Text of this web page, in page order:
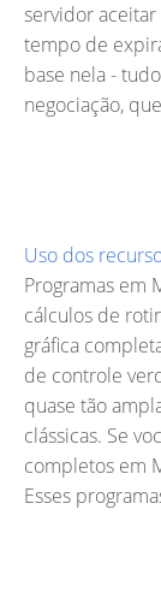
servidor aceitar
tempo de
base nela -
negociação,
Uso dos
Programas em
cálculos de
gráfica
de controle
quase tão
clássicas. Se
completos em
Esses